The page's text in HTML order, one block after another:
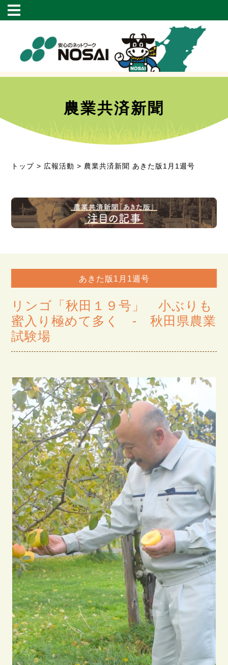
農業共済新聞
トップ > 広報活動 > 農業共済新聞 あきた版1月1週号
あきた版1月1週号
リンゴ「秋田１９号」 小ぶりも
蜜入り極めて多く - 秋田県農業
試験場